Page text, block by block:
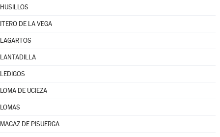
HUSILLOS
ITERO DE LA VEGA
LAGARTOS
LANTADILLA
LEDIGOS
LOMA DE UCIEZA
LOMAS
MAGAZ DE PISUERGA